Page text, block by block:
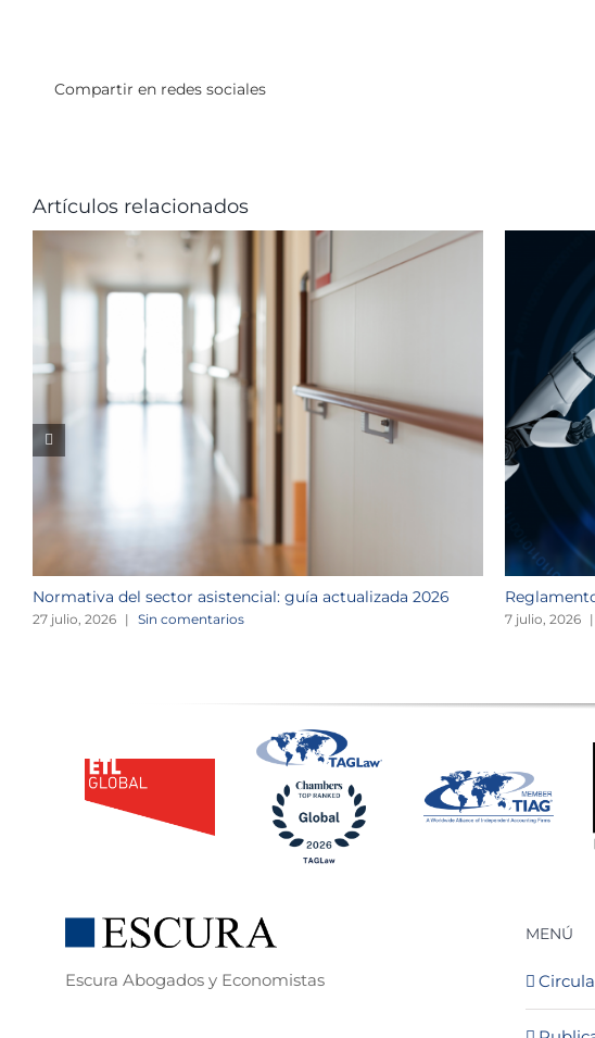
Compartir en redes sociales
Artículos relacionados
Normativa del sector asistencial: guía actualizada 2026
27 julio, 2026 | Sin comentarios 7 julio, 2026 |
Escura Abogados y Economistas
MENÚ